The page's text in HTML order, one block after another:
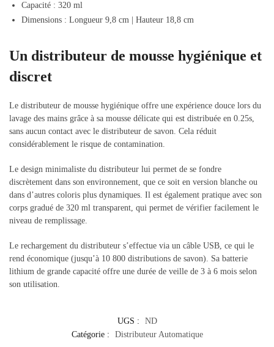
Capacité : 320 ml
Dimensions : Longueur 9,8 cm | Hauteur 18,8 cm
Un distributeur de mousse hygiénique et
discret
Le distributeur de mousse hygiénique offre une expérience douce lors du
lavage des mains grâce à sa mousse délicate qui est distribuée en 0.25s,
sans aucun contact avec le distributeur de savon. Cela réduit
considérablement le risque de contamination.
Le design minimaliste du distributeur lui permet de se fondre
discrètement dans son environnement, que ce soit en version blanche ou
dans d’autres coloris plus dynamiques. Il est également pratique avec son
corps gradué de 320 ml transparent, qui permet de vérifier facilement le
niveau de remplissage.
Le rechargement du distributeur s’effectue via un câble USB, ce qui le
rend économique (jusqu’à 10 800 distributions de savon). Sa batterie
lithium de grande capacité offre une durée de veille de 3 à 6 mois selon
son utilisation.
UGS :
ND
Catégorie :
Distributeur Automatique